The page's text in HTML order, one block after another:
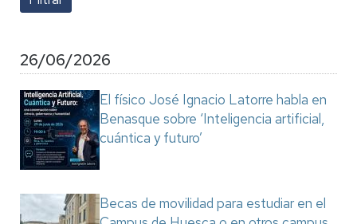
26/06/2026
El físico José Ignacio Latorre habla en
Benasque sobre ‘Inteligencia artificial,
cuántica y futuro’
Becas de movilidad para estudiar en el